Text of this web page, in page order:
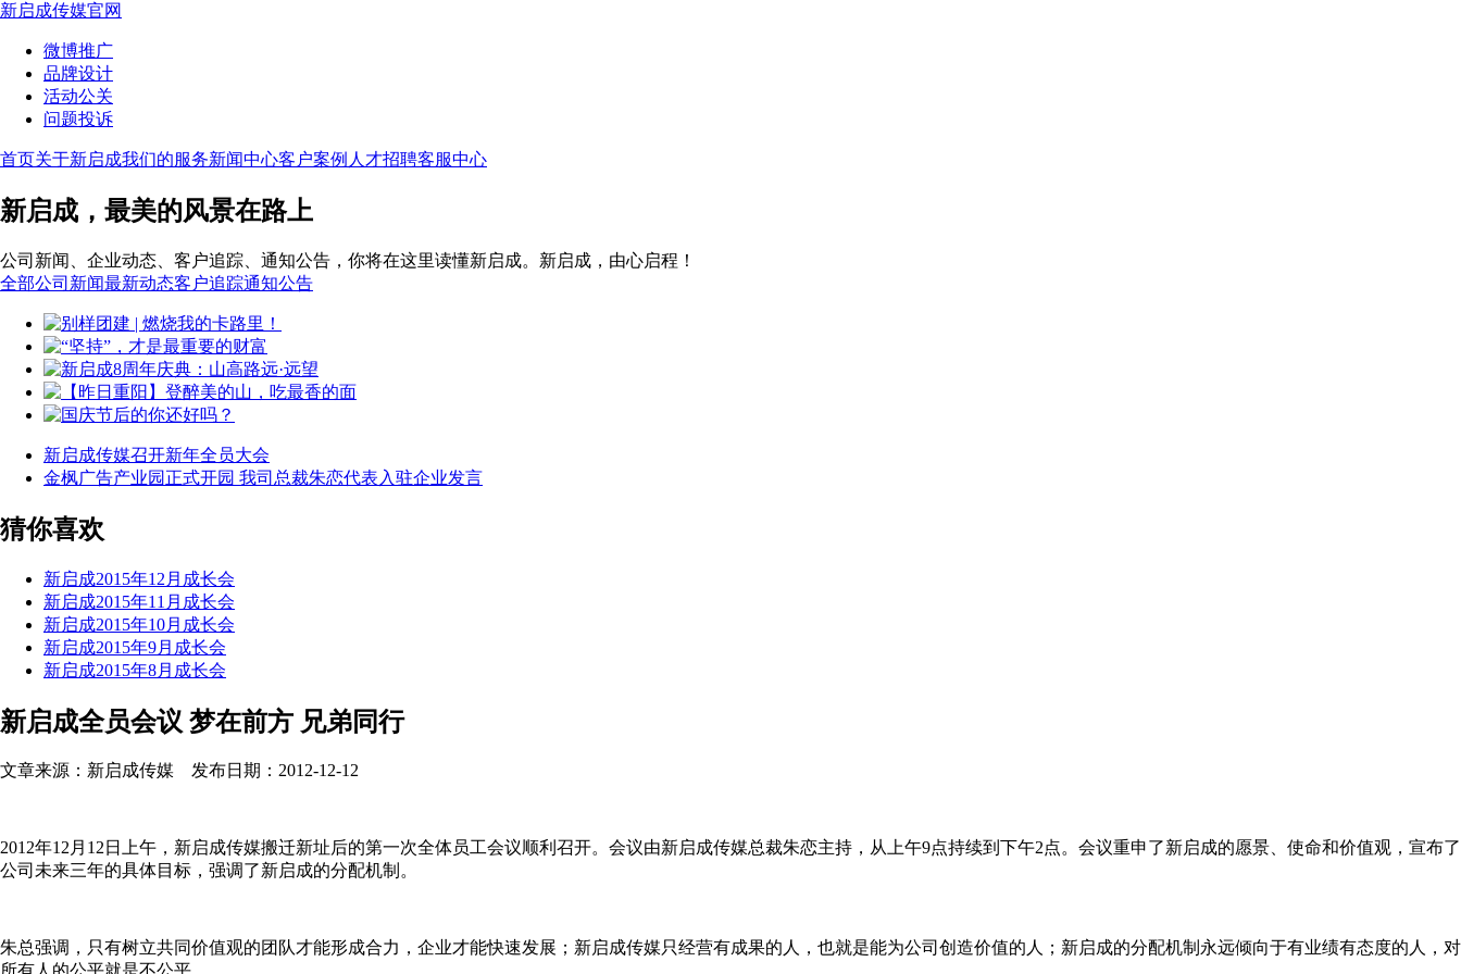
新启成传媒官网
微博推广
品牌设计
活动公关
问题投诉
首页关于新启成我们的服务新闻中心客户案例 人才招聘客服中心
新启成，最美的风景在路上
公司新闻、企业动态、客户追踪、通知公告，你将在这里读懂新启成。新启成，由心启程！
全部公司新闻最新动态客户追踪通知公告
新启成传媒召开新年全员大会
金枫广告产业园正式开园 我司总裁朱恋代表入驻企业发言
猜你喜欢
新启成2015年12月成长会
新启成2015年11月成长会
新启成2015年10月成长会
新启成2015年9月成长会
新启成2015年8月成长会
新启成全员会议 梦在前方 兄弟同行
文章来源：新启成传媒 发布日期：2012-12-12
2012年12月12日上午，新启成传媒搬迁新址后的第一次全体员工会议顺利召开。会议由新启成传媒总裁朱恋主持，从上午9点持续到下午2点。会议重申了新启成的愿景、使命和价值观，宣布了
公司未来三年的具体目标，强调了新启成的分配机制。
朱总强调，只有树立共同价值观的团队才能形成合力，企业才能快速发展；新启成传媒只经营有成果的人，也就是能为公司创造价值的人；新启成的分配机制永远倾向于有业绩有态度的人，对